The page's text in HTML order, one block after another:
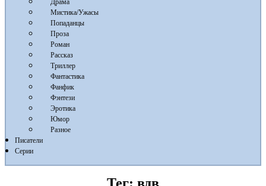
Драма
Мистика/Ужасы
Попаданцы
Проза
Роман
Рассказ
Триллер
Фантастика
Фанфик
Фэнтези
Эротика
Юмор
Разное
Писатели
Серии